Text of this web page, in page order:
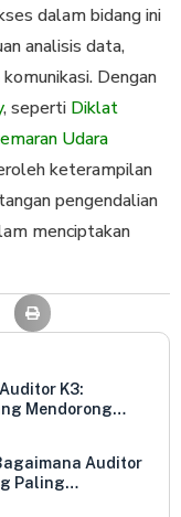
dalam bidang ini
analisis data,
Dengan
, seperti Diklat
Udara
keterampilan
pengendalian
menciptakan
K3:
Mendorong
Sukarela
Auditor
Paling